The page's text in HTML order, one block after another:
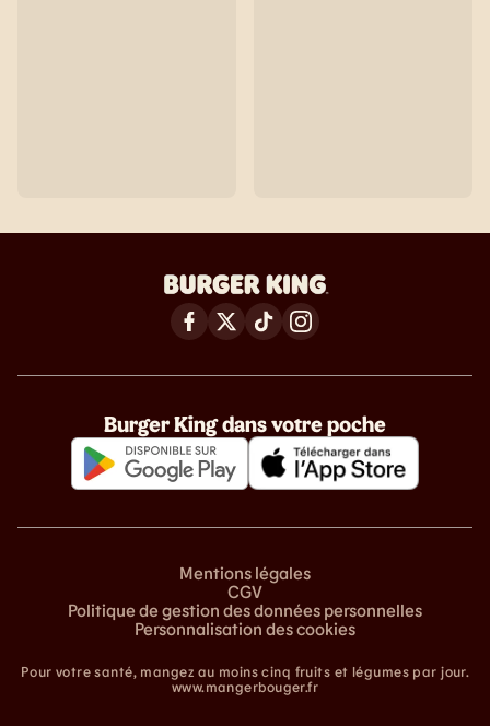
Burger King dans votre poche
Mentions légales
CGV
Politique de gestion des données personnelles
Personnalisation des cookies
Pour votre santé, mangez au moins cinq fruits et légumes par jour.
www.mangerbouger.fr